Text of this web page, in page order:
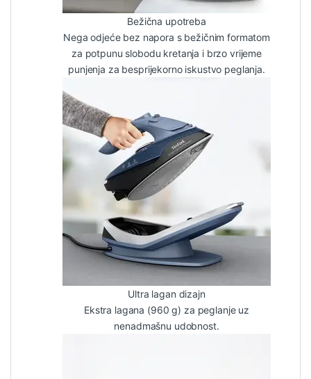
Bežična upotreba
Nega odjeće bez napora s bežičnim formatom
za potpunu slobodu kretanja i brzo vrijeme
punjenja za besprijekorno iskustvo peglanja.
Ultra lagan dizajn
Ekstra lagana (960 g) za peglanje uz
nenadmašnu udobnost.